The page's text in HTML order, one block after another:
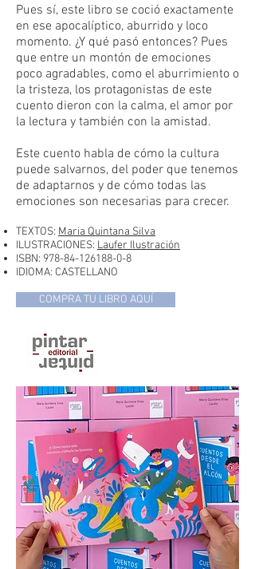
Pues sí, este libro se coció exactamente
en ese apocalíptico, aburrido y loco
momento. ¿Y qué pasó entonces? Pues
que entre un montón de emociones
poco agradables, como el aburrimiento o
la tristeza, los protagonistas de este
cuento dieron con la calma, el amor por
la lectura y también con la amistad.
Este cuento habla de cómo la cultura
puede salvarnos, del poder que tenemos
de adaptarnos y de cómo todas las
emociones son necesarias para crecer.
TEXTOS: Maria Quintana Silva
ILUSTRACIONES: Laufer Ilustración
ISBN: 978-84-126188-0-8
IDIOMA: CASTELLANO
COMPRA TU LIBRO AQUÍ